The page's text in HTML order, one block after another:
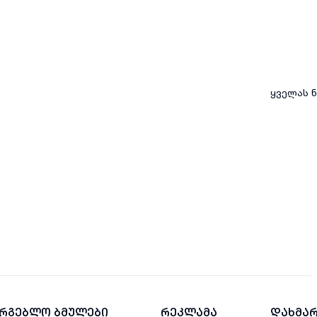
ყველას
რეკლამა
ბმულები